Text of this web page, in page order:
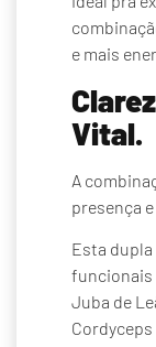
e mais
Vital.
A
presença
Esta
funcionais
Juba de